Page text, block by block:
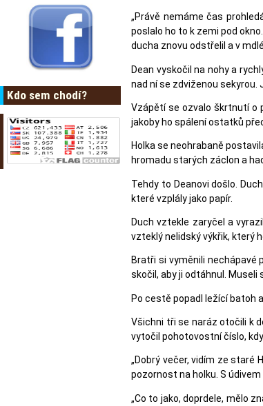
Kdo sem chodí?
„Právě nemáme čas
poslalo ho to k zemi pod
ducha znovu odstřelil a v
Dean vyskočil na nohy a
nad ní se zdviženou sekyrou.
Vzápětí se ozvalo škrtnutí o
jakoby ho spálení ostatků
Holka se neohrabaně
hromadu starých záclon a
Tehdy to Deanovi došlo.
které vzplály jako papír.
Duch vztekle zaryčel a
vzteklý nelidský výkřik, který
Bratři si vyměnili nechápavé
skočil, aby ji odtáhnul. Museli
Po cestě popadl ležící batoh
Všichni tři se naráz otočili k
vytočil pohotovostní číslo,
„Dobrý večer, vidím ze staré
pozornost na holku. S
„Co to jako, doprdele, mělo